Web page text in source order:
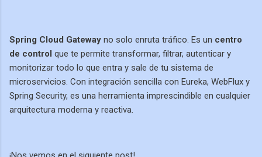
Spring Cloud Gateway no solo enruta tráfico. Es un centro
de control que te permite transformar, filtrar, autenticar y
monitorizar todo lo que entra y sale de tu sistema de
microservicios. Con integración sencilla con Eureka, WebFlux y
Spring Security, es una herramienta imprescindible en cualquier
arquitectura moderna y reactiva.